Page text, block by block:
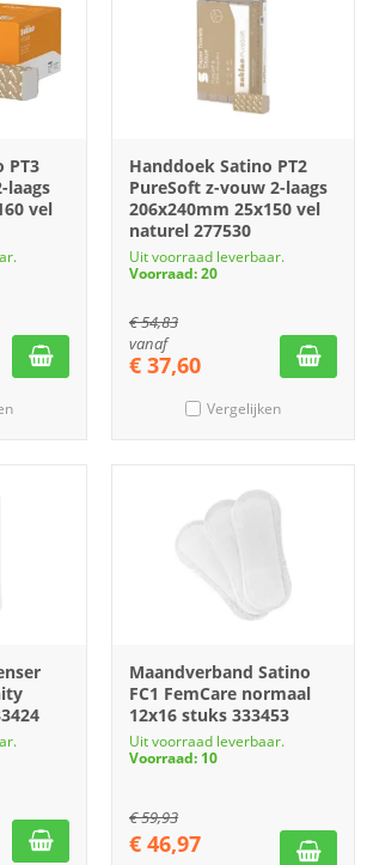
PT3
laags
vel
Handdoek Satino PT2
PureSoft z-vouw 2-laags
206x240mm 25x150 vel
naturel 277530
Uit voorraad leverbaar.
Voorraad: 20
€54,83
vanaf
€ 37,60
Vergelijken
Maandverband Satino
FC1 FemCare normaal
12x16 stuks 333453
Uit voorraad leverbaar.
Voorraad: 10
€59,93
€ 46,97